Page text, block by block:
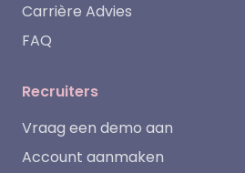
Carrière Advies
FAQ
Recruiters
Vraag een demo aan
Account aanmaken